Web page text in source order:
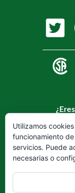
Regístrese
Utilizamos
funcionamiento
servicios. Puede
necesarias o